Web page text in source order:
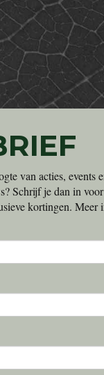
van acties,
Schrijf je dan in
kortingen. Meer